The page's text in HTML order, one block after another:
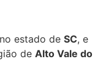
estado de SC, e
de Alto Vale do